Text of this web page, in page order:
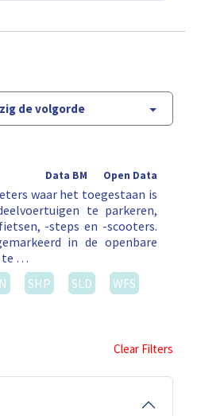
de volgorde
Open Data
Data BM
waar het toegestaan is
te parkeren,
-steps en -scooters.
in de openbare
te …
SHP SLD
WFS
Clear Filters